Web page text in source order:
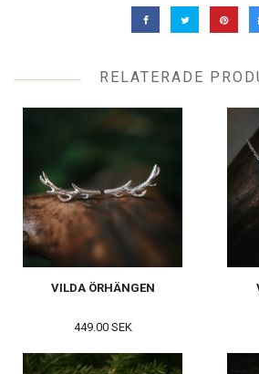
RELATERADE
VILDA ÖRHÄNGEN
449.00 SEK